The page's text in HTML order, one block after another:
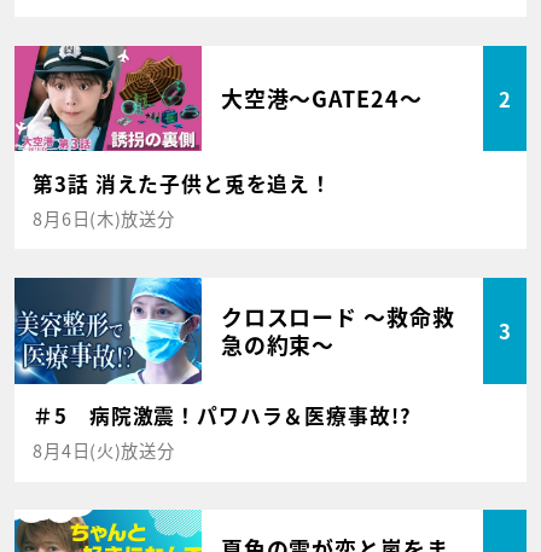
大空港～GATE24～ 2
第3話 消えた子供と兎を追え！
8月6日(木)放送分
クロスロード ～救命救
急の約束～
3
＃5 病院激震！パワハラ＆医療事故!?
8月4日(火)放送分